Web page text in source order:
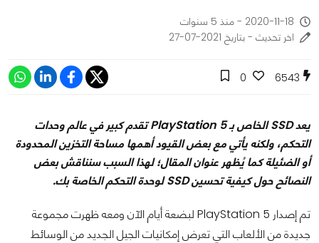
2020-11-18 - منذ 5 سنوات
اخر تحديث - بتاريخ 2021-07-27
6543
0
يعد SSD الخاص بـ PlayStation 5 تقدم كبير في عالم وحدات
التحكم، ولكنه يأتي مع بعض القيود أهمها مساحة التخزين المحدودة
أو الضئيلة كما يُظهر عنوان المقال؛ لهذا السبب سنناقش بعض
النصائح حول كيفية تحسين SSD لوحدة التحكم الخاصة بك.
تم إصدار PlayStation 5 لبضعة أيام الآن ومعه ظهرت مجموعة
جديدة من الألعاب التي تعرض إمكانيات الجيل الجديد من الوسائط